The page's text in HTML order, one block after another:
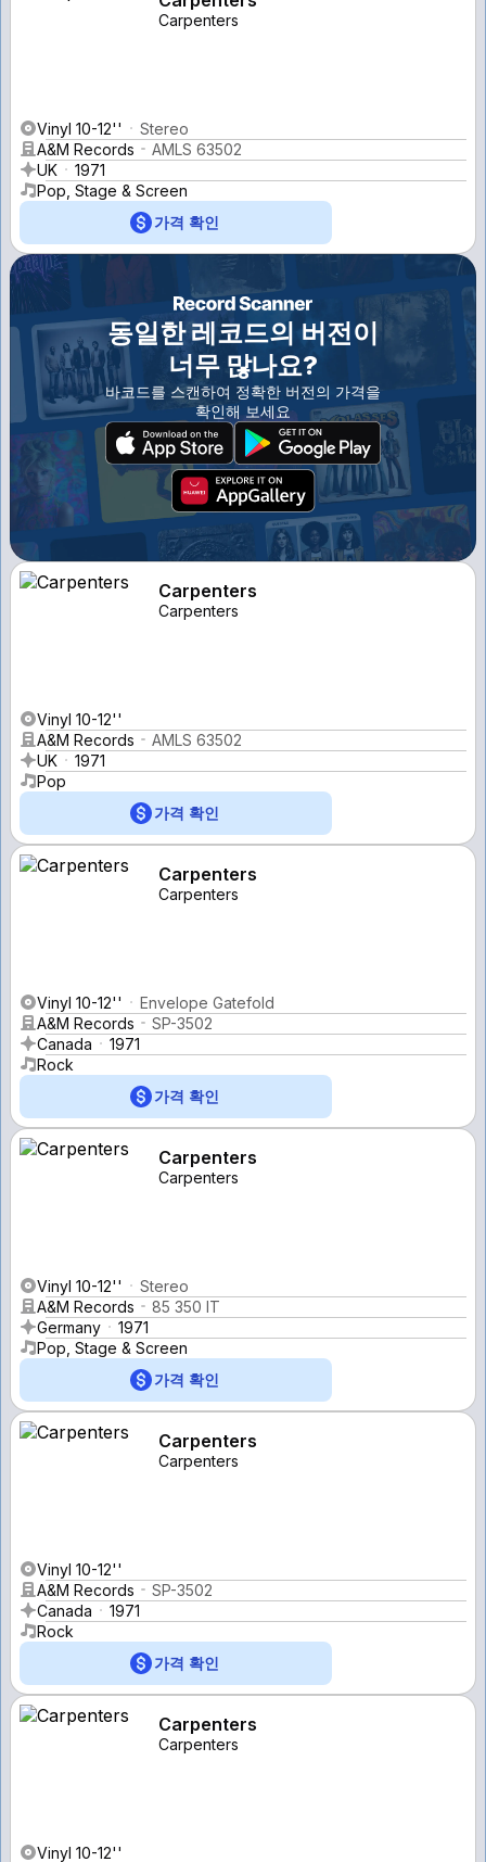
Carpenters
Vinyl 10-12''
Stereo
A&M Records
AMLS 63502
UK
1971
Pop, Stage & Screen
가격 확인
동일한 레코드의 버전이
너무 많나요?
바코드를 스캔하여 정확한 버전의 가격을
확인해 보세요
Carpenters
Carpenters
Vinyl 10-12''
A&M Records
AMLS 63502
UK
1971
Pop
가격 확인
Carpenters
Carpenters
Vinyl 10-12''
Envelope Gatefold
A&M Records
SP-3502
Canada
1971
Rock
가격 확인
Carpenters
Carpenters
Vinyl 10-12''
Stereo
A&M Records
85 350 IT
Germany
1971
Pop, Stage & Screen
가격 확인
Carpenters
Carpenters
Vinyl 10-12''
A&M Records
SP-3502
Canada
1971
Rock
가격 확인
Carpenters
Carpenters
Vinyl 10-12''